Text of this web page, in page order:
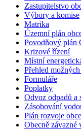
Zastupitelstvo
Výbory a komise
Matrika
Územní plán
Povodňový plán
Krizové řízení
Místní
Přehled
Formuláře
Poplatky
Odvoz odpadů a
Zásobování
Plán rozvoje obce
Obecně závazné